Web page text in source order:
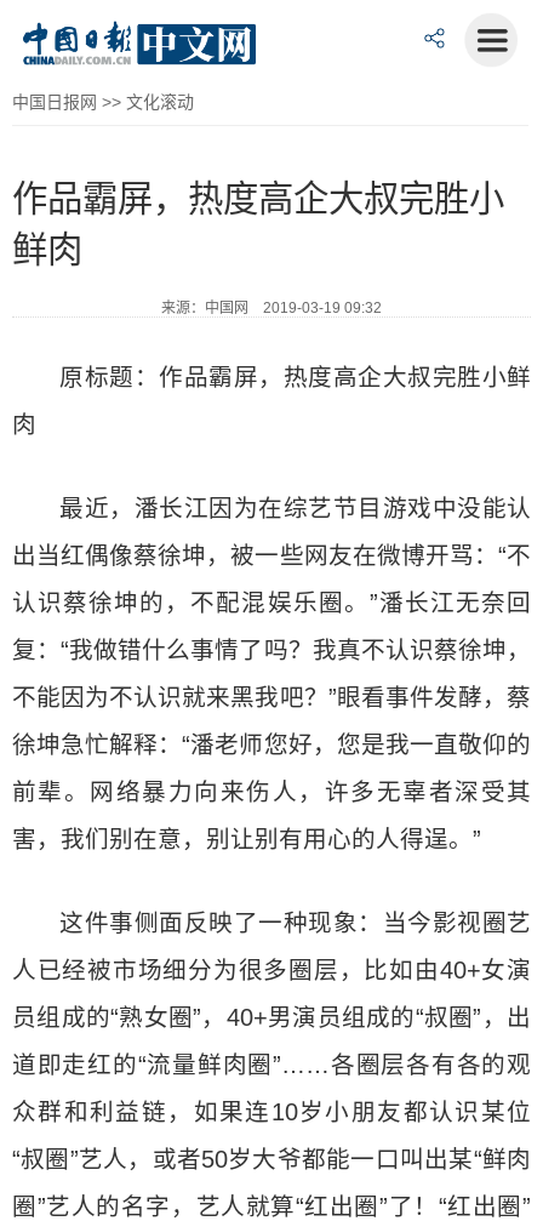
中国日报网 >> 文化滚动
作品霸屏，热度高企大叔完胜小
鲜肉
来源：中国网 2019-03-19 09:32
原标题：作品霸屏，热度高企大叔完胜小鲜
肉
最近，潘长江因为在综艺节目游戏中没能认
出当红偶像蔡徐坤，被一些网友在微博开骂：“不
认识蔡徐坤的，不配混娱乐圈。”潘长江无奈回
复：“我做错什么事情了吗？我真不认识蔡徐坤，
不能因为不认识就来黑我吧？”眼看事件发酵，蔡
徐坤急忙解释：“潘老师您好，您是我一直敬仰的
前辈。网络暴力向来伤人，许多无辜者深受其
害，我们别在意，别让别有用心的人得逞。”
这件事侧面反映了一种现象：当今影视圈艺
人已经被市场细分为很多圈层，比如由40+女演
员组成的“熟女圈”，40+男演员组成的“叔圈”，出
道即走红的“流量鲜肉圈”……各圈层各有各的观
众群和利益链，如果连10岁小朋友都认识某位
“叔圈”艺人，或者50岁大爷都能一口叫出某“鲜肉
圈”艺人的名字，艺人就算“红出圈”了！“红出圈”